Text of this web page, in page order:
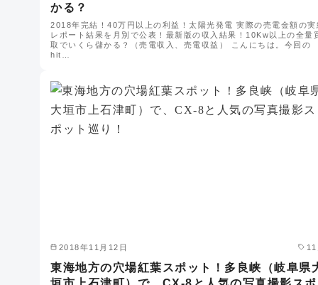
かる？
2018年完結！40万円以上の利益！太陽光発電 実際の売電金額の実
レポート結果を月別で公表！最新版の収入結果！10Kw以上の全量
取でいくら儲かる？（売電収入、売電収益） こんにちは。今回の
hit…
2018年11月12日 11
東海地方の穴場紅葉スポット！多良峡（岐阜県